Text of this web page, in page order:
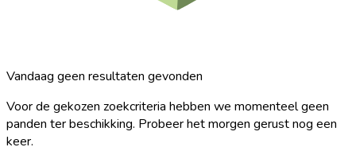
Vandaag geen resultaten gevonden
Voor de gekozen zoekcriteria hebben we momenteel geen
panden ter beschikking. Probeer het morgen gerust nog een
keer.